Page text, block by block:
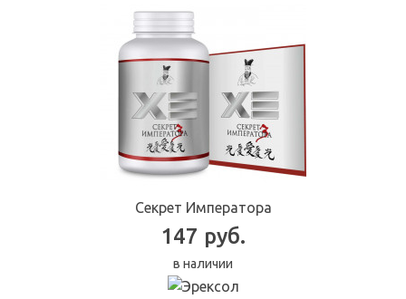
Секрет Императора
147 руб.
в наличии